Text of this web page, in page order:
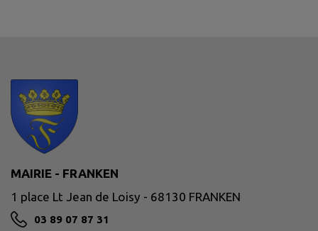
MAIRIE - FRANKEN
1 place Lt Jean de Loisy - 68130 FRANKEN
03 89 07 87 31